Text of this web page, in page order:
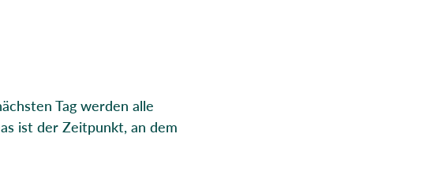
Tag werden alle
ist der Zeitpunkt, an dem